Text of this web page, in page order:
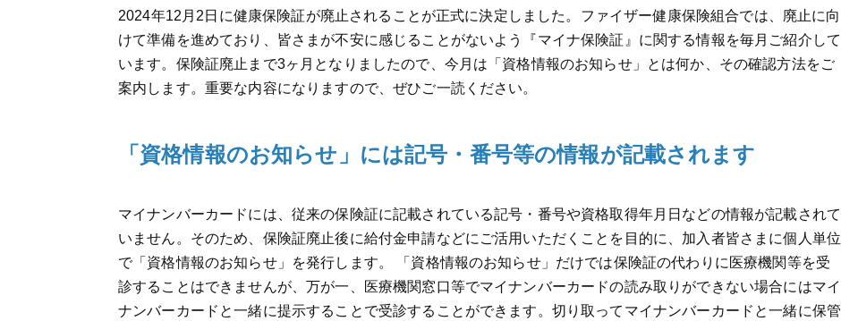
2024年12月2日に健康保険証が廃止されることが正式に決定しました。ファイザー健康保険組合では、廃止に向
けて準備を進めており、皆さまが不安に感じることがないよう『マイナ保険証』に関する情報を毎月ご紹介して
います。保険証廃止まで3ヶ月となりましたので、今月は「資格情報のお知らせ」とは何か、その確認方法をご
案内します。重要な内容になりますので、ぜひご一読ください。
「資格情報のお知らせ」には記号・番号等の情報が記載されます
マイナンバーカードには、従来の保険証に記載されている記号・番号や資格取得年月日などの情報が記載されて
いません。そのため、保険証廃止後に給付金申請などにご活用いただくことを目的に、加入者皆さまに個人単位
で「資格情報のお知らせ」を発行します。 「資格情報のお知らせ」だけでは保険証の代わりに医療機関等を受
診することはできませんが、万が一、医療機関窓口等でマイナンバーカードの読み取りができない場合にはマイ
ナンバーカードと一緒に提示することで受診することができます。切り取ってマイナンバーカードと一緒に保管